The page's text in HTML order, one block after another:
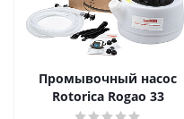
Промывочный насос
Rotorica Rogao 33